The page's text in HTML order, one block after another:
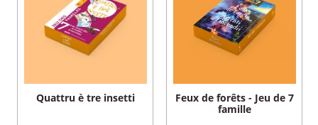
Quattru è tre insetti
Feux de forêts - Jeu de 7
famille